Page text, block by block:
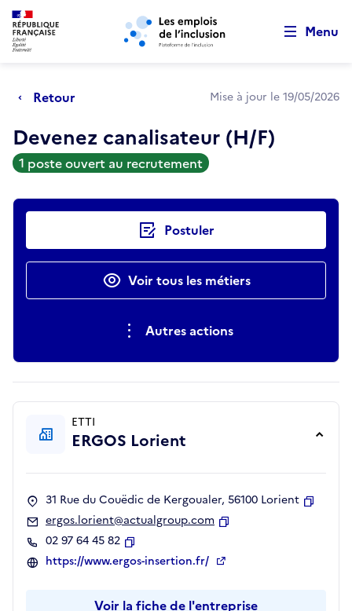
Aller au menu principal Aller au contenu principal
Menu
Retour Mise à jour le 19/05/2026
Devenez canalisateur (H/F)
1 poste ouvert au recrutement
Actions rapides Postuler
Voir tous les métiers
Autres actions
ETTI
ERGOS Lorient
31 Rue du Couëdic de Kergoualer, 56100 Lorient
ergos.lorient@actualgroup.com
02 97 64 45 82
Copier
https://www.ergos-insertion.fr/
Voir la fiche de l'entreprise
Retour au début de la page
Panneau de gestion des cookies